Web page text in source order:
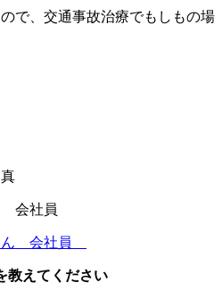
で、交通事故治療でもしもの場
会社員
教えてください